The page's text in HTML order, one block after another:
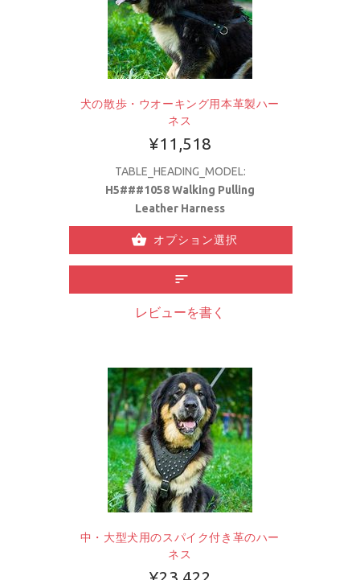
犬の散歩・ウオーキング用本革製ハー
ネス
¥11,518
TABLE_HEADING_MODEL:
H5###1058 Walking Pulling
Leather Harness
オプション選択
レビューを書く
中・大型犬用のスパイク付き革のハー
ネス